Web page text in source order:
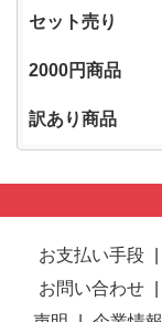
セット売り
2000円商品
訳あり商品
お支払い手段
お問い合わせ